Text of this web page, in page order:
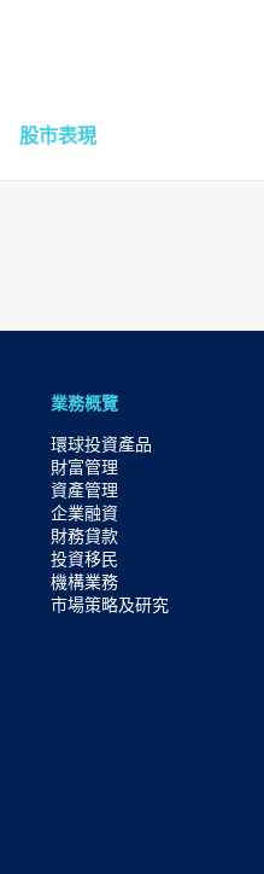
股市表現
業務概覽
環球投資產品
財富管理
資產管理
企業融資
財務貸款
投資移民
機構業務
市場策略及研究​